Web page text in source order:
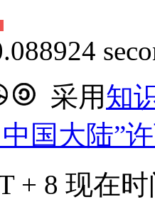
采用知
国大陆”
+ 8 现在